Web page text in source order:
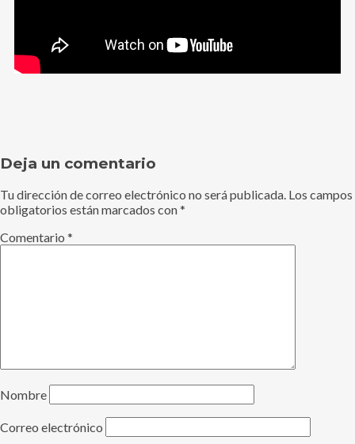
Deja un comentario
Tu dirección de correo electrónico no será publicada. Los campos
obligatorios están marcados con*
Comentario *
Nombre
Correo electrónico